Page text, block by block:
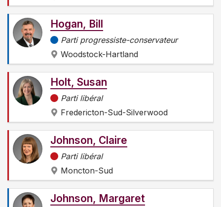
Hogan, Bill
Parti progressiste-conservateur
Woodstock-Hartland
Holt, Susan
Parti libéral
Fredericton-Sud-Silverwood
Johnson, Claire
Parti libéral
Moncton-Sud
Johnson, Margaret